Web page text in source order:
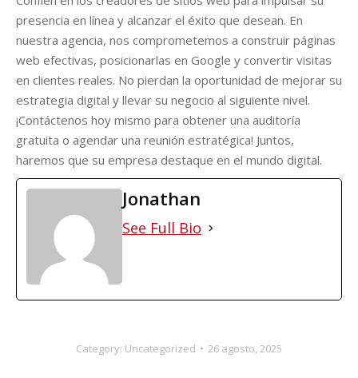
presencia en línea y alcanzar el éxito que desean. En
nuestra agencia, nos comprometemos a construir páginas
web efectivas, posicionarlas en Google y convertir visitas
en clientes reales. No pierdan la oportunidad de mejorar su
estrategia digital y llevar su negocio al siguiente nivel.
¡Contáctenos hoy mismo para obtener una auditoría
gratuita o agendar una reunión estratégica! Juntos,
haremos que su empresa destaque en el mundo digital.
Jonathan
See Full Bio
Category: Uncategorized 26 agosto, 2025